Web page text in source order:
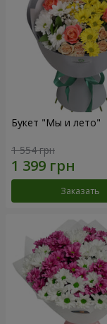
Букет "Мы и лето"
1 554 грн
Заказать